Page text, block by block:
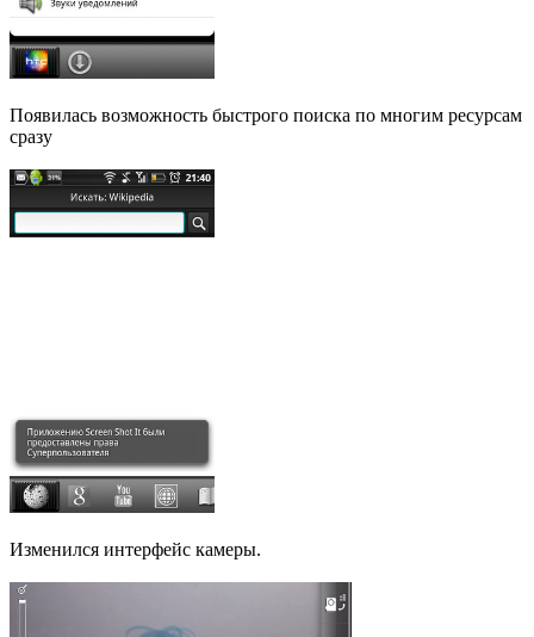
Появилась возможность быстрого поиска по многим ресурсам
сразу
Изменился интерфейс камеры.